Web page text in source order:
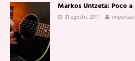
Markos Untzeta: Poco
31 agosto, 2011